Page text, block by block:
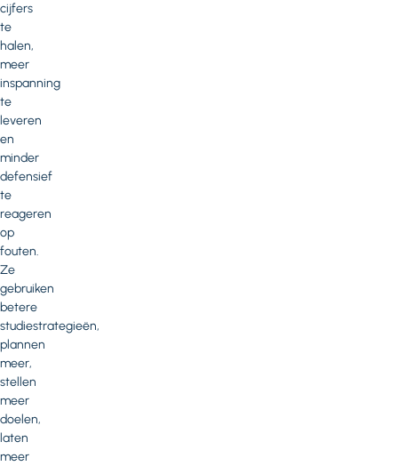
cijfers
te
halen,
meer
inspanning
te
leveren
en
minder
defensief
te
reageren
op
fouten.
Ze
gebruiken
betere
studiestrategieën,
plannen
meer,
stellen
meer
doelen,
laten
meer